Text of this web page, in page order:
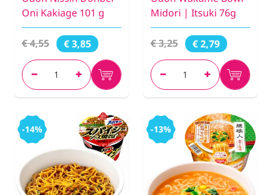
Oni Kakiage 101 g
€ 4,55 € 3,85
Midori | Itsuki 76g
€ 3,25 € 2,79
-14% -13%